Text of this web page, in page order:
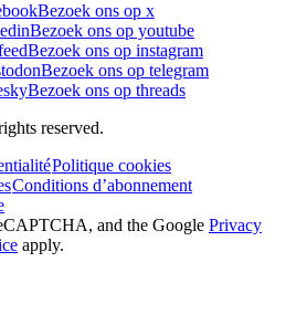
Bezoek ons op x
Bezoek ons op youtube
Bezoek ons op instagram
Bezoek ons op telegram
Bezoek ons op threads
reserved.
Politique cookies
Conditions d’abonnement
and the Google Privacy
apply.